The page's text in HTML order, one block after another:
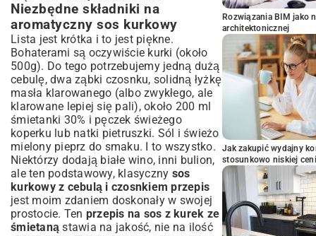
Niezbędne składniki na
aromatyczny sos kurkowy
Lista jest krótka i to jest piękne.
Bohaterami są oczywiście kurki (około
500g). Do tego potrzebujemy jedną dużą
cebulę, dwa ząbki czosnku, solidną łyżkę
masła klarowanego (albo zwykłego, ale
klarowane lepiej się pali), około 200 ml
śmietanki 30% i pęczek świeżego
koperku lub natki pietruszki. Sól i świeżo
mielony pieprz do smaku. I to wszystko.
Niektórzy dodają białe wino, inni bulion,
ale ten podstawowy, klasyczny sos
kurkowy z cebulą i czosnkiem przepis
jest moim zdaniem doskonały w swojej
prostocie. Ten przepis na sos z kurek ze
śmietaną stawia na jakość, nie na ilość
Rozwiązania BIM jako
architektonicznej
Jak zakupić wydajny
stosunkowo niskiej